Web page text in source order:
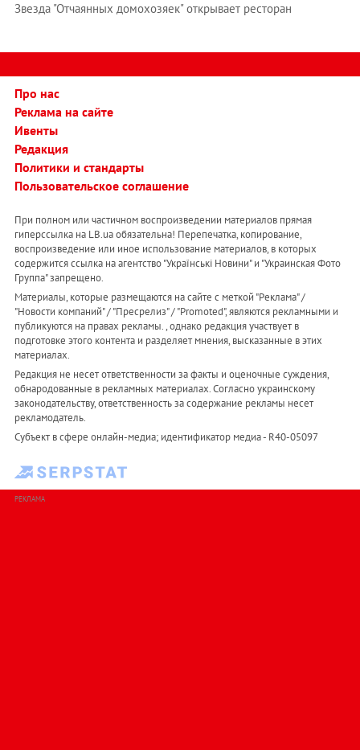
Звезда "Отчаянных домохозяек" открывает ресторан
Про нас
Реклама на сайте
Ивенты
Редакция
Политики и стандарты
Пользовательское соглашение
При полном или частичном воспроизведении материалов прямая
гиперссылка на LB.ua обязательна! Перепечатка, копирование,
воспроизведение или иное использование материалов, в которых
содержится ссылка на агентство "Українськi Новини" и "Украинская Фото
Группа" запрещено.
Материалы, которые размещаются на сайте с меткой "Реклама" /
"Новости компаний" / "Пресрелиз" / "Promoted", являются рекламными и
публикуются на правах рекламы. , однако редакция участвует в
подготовке этого контента и разделяет мнения, высказанные в этих
материалах.
Редакция не несет ответственности за факты и оценочные суждения,
обнародованные в рекламных материалах. Согласно украинскому
законодательству, ответственность за содержание рекламы несет
рекламодатель.
Субъект в сфере онлайн-медиа; идентификатор медиа - R40-05097
РЕКЛАМА